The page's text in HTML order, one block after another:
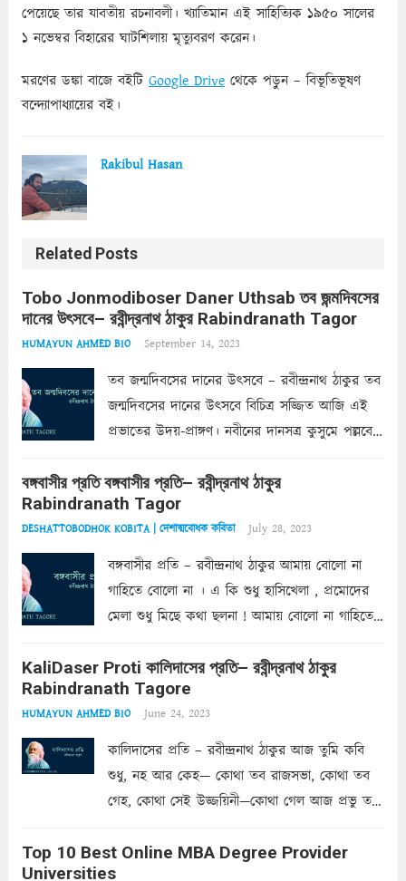
পেয়েছে তার যাবতীয় রচনাবলী। খ্যাতিমান এই সাহিত্যিক ১৯৫০ সালের
১ নভেম্বর বিহারের ঘাটশিলায় মৃত্যুবরণ করেন।
মরণের ডঙ্কা বাজে বইটি Google Driveথেকে পড়ুন – বিভূতিভূষণ
বন্দ্যোপাধ্যায়ের বই।
Rakibul Hasan
Related Posts
Tobo Jonmodiboser Daner Uthsab তব জন্মদিবসের
দানের উৎসবে– রবীন্দ্রনাথ ঠাকুর Rabindranath Tagor
HUMAYUN AHMED BIO September 14, 2023
তব জন্মদিবসের দানের উৎসবে – রবীন্দ্রনাথ ঠাকুর তব
জন্মদিবসের দানের উৎসবে বিচিত্র সজ্জিত আজি এই
প্রভাতের উদয়-প্রাঙ্গণ। নবীনের দানসত্র কুসুমে পল্লবে
আপন ভাণ্ডার, তোমারে সম্মুখে রাখি পেল সে সুযোগ।
দাতা আর গ্রহীতার...
বঙ্গবাসীর প্রতি বঙ্গবাসীর প্রতি– রবীন্দ্রনাথ ঠাকুর
Rabindranath Tagor
DESHATTOBODHOK KOBITA | দেশাত্মবোধক কবিতা July 28, 2023
বঙ্গবাসীর প্রতি – রবীন্দ্রনাথ ঠাকুর আমায় বোলো না
গাহিতে বোলো না । এ কি শুধু হাসিখেলা , প্রমোদের
মেলা শুধু মিছে কথা ছলনা ! আমায় বোলো না গাহিতে
কলঙ্কের...Read more
KaliDaser Proti কালিদাসের প্রতি– রবীন্দ্রনাথ ঠাকুর
Rabindranath Tagore
HUMAYUN AHMED BIO June 24, 2023
কালিদাসের প্রতি – রবীন্দ্রনাথ ঠাকুর আজ তুমি কবি
শুধু, নহ আর কেহ— কোথা তব রাজসভা, কোথা তব
গেহ, কোথা সেই উজ্জয়িনী—কোথা গেল আজ প্রভু তব,
মনে হয় ছিলে তুমি চিরদিন চিরানন্দময় অলকার
Top 10 Best Online MBA Degree Provider
Universities